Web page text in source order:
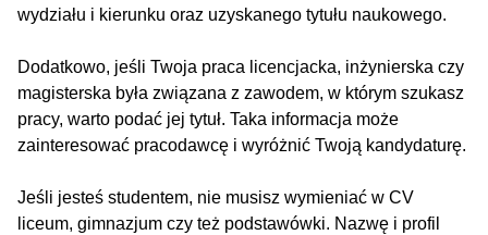
wydziału i kierunku oraz uzyskanego tytułu naukowego.
Dodatkowo, jeśli Twoja praca licencjacka, inżynierska czy
magisterska była związana z zawodem, w którym szukasz
pracy, warto podać jej tytuł. Taka informacja może
zainteresować pracodawcę i wyróżnić Twoją kandydaturę.
Jeśli jesteś studentem, nie musisz wymieniać w CV
liceum, gimnazjum czy też podstawówki. Nazwę i profil